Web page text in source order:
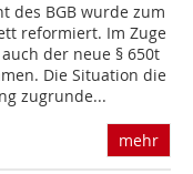
des BGB wurde zum
reformiert. Im Zuge
der neue § 650t
Die Situation die
zugrunde...
mehr